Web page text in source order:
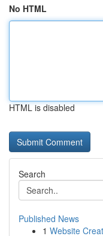
No HTML
HTML is disabled
Search
Published News
1 Website